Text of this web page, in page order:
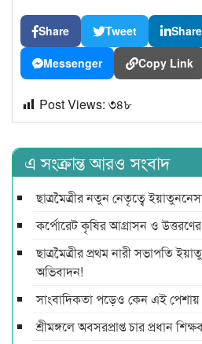
Share Tweet Share
Messenger Copy Link
Post Views: ৩৪৮
এ সংক্রান্ত আরও সংবাদ
ছাত্রমৈত্রীর নতুন নেতৃত্বে
কর্পোরেট কৃষির আগ্রাসন ও
ছাত্রমৈত্রীর প্রথম নারী সভাপ‌তি
অ‌ভিবাদন!
সাংবাদিকতা পড়েও কেন এই
শ্রীমঙ্গলে অবসরপ্রাপ্ত চার প্রধান